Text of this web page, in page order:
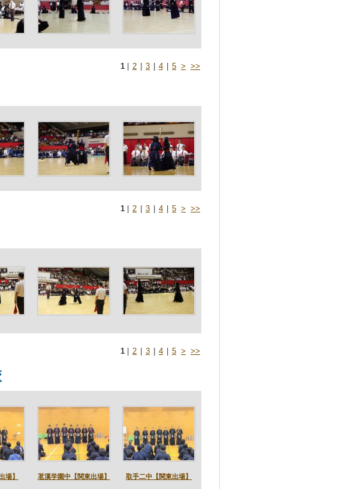
1 2 3 4 5 > >>
1 2 3 4 5 > >>
1 2 3 4 5 > >>
場】 茗溪学園中【関東出場】 取手二中【関東出場】